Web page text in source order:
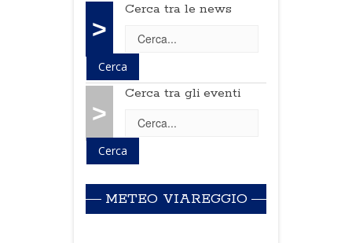
>
Cerca tra le news
>
Cerca tra gli eventi
METEO VIAREGGIO